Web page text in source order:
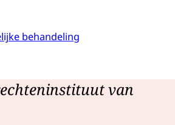
behandeling
van